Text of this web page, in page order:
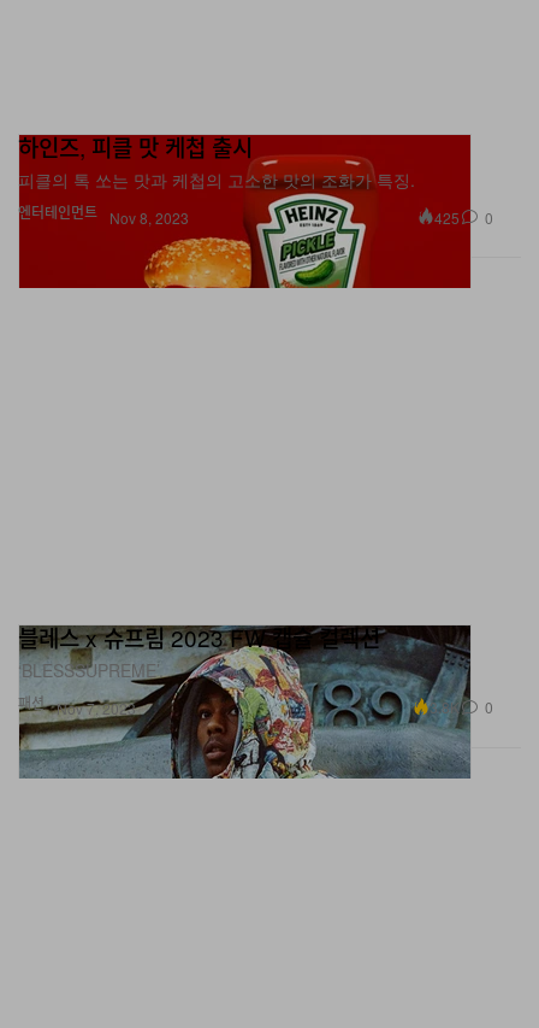
엔터테인먼트
하인즈, 피클 맛 케첩 출시
피클의 톡 쏘는 맛과 케첩의 고소한 맛의 조화가 특징.
Nov 8, 2023 425 0
패션
블레스 x 슈프림 2023 FW 캡슐 컬렉션
‘BLESSSUPREME’.
Nov 7, 2023 3.8K 0